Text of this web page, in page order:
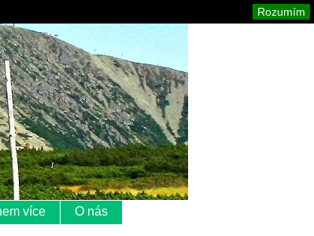
více O nás
Rozumím